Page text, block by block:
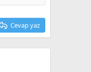
Cevap yaz